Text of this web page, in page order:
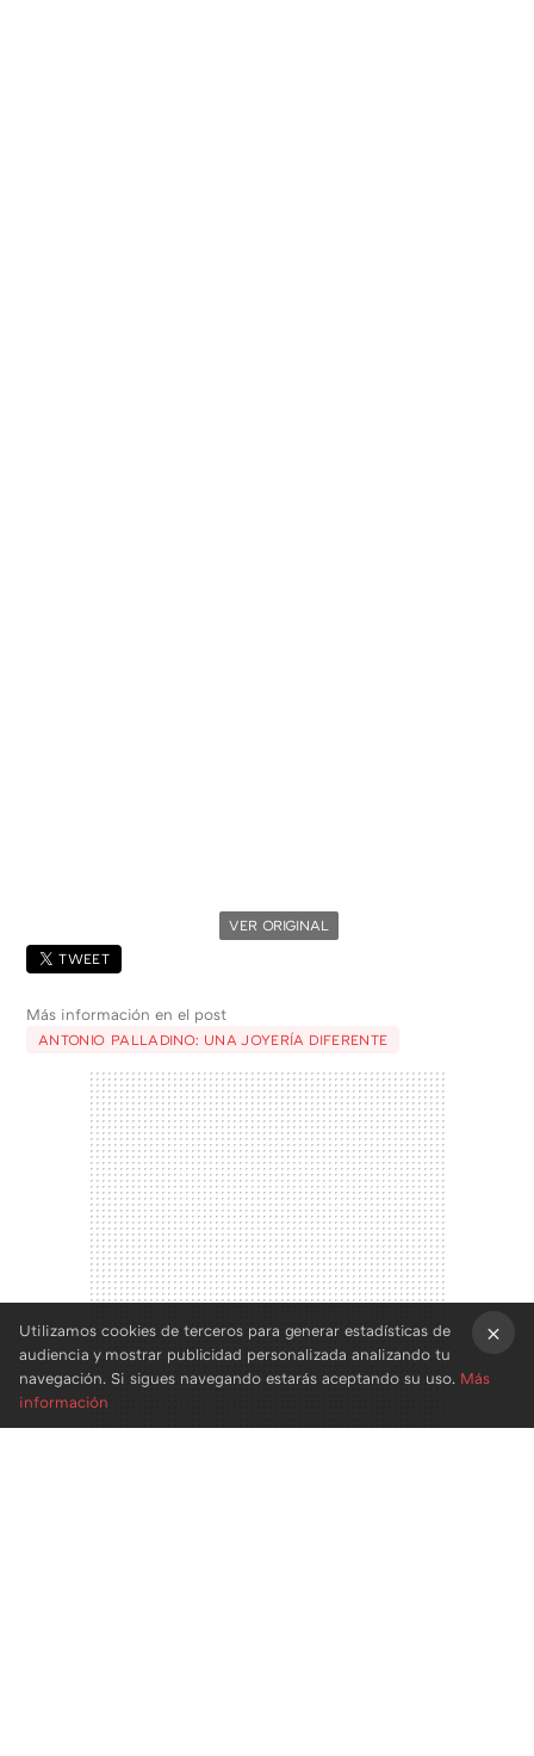
VER ORIGINAL
TWEET
Más información en el post
ANTONIO PALLADINO: UNA JOYERÍA DIFERENTE
Utilizamos cookies de terceros para generar estadísticas de
audiencia y mostrar publicidad personalizada analizando tu
navegación. Si sigues navegando estarás aceptando su uso. Más
información